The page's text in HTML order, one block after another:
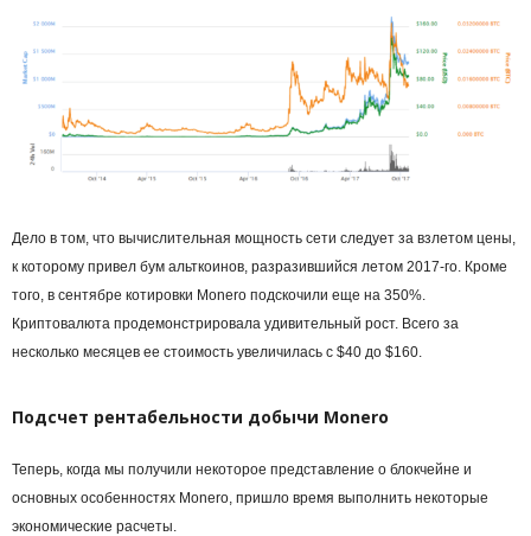
Дело в том, что вычислительная мощность сети следует за взлетом цены,
к которому привел бум альткоинов, разразившийся летом 2017-го. Кроме
того, в сентябре котировки Monero подскочили еще на 350%.
Криптовалюта продемонстрировала удивительный рост. Всего за
несколько месяцев ее стоимость увеличилась с $40 до $160.
Подсчет рентабельности добычи Monero
Теперь, когда мы получили некоторое представление о блокчейне и
основных особенностях Monero, пришло время выполнить некоторые
экономические расчеты.